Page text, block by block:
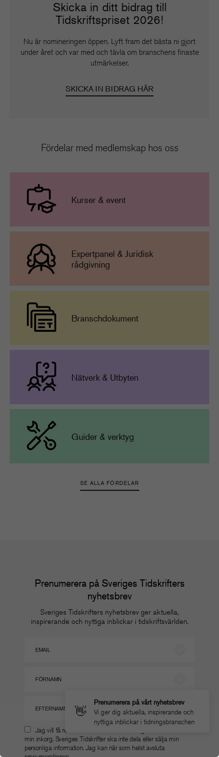
👋
Prenumerera på vårt nyhetsbrev
Vi ger dig aktuella, inspirerande och
nyttiga inblickar i tidningsbranschen
Skicka in ditt bidrag till
Tidskriftspriset 2026!
Nu är nomineringen öppen. Lyft fram det bästa ni gjort
under året och var med och tävla om branschens finaste
utmärkelser.
SKICKA IN BIDRAG HÄR
Fördelar med medlemskap hos oss
Kurser & event
Expertpanel & Juridisk
rådgivning
Branschdokument
Nätverk & Utbyten
Guider & verktyg
SE ALLA FÖRDELAR
Prenumerera på Sveriges Tidskrifters
nyhetsbrev
Sveriges Tidskrifters nyhetsbrev ger aktuella,
inspirerande och nyttiga inblickar i tidskriftsvärlden.
Jag vill få relevant information från Sveriges Tidskrifter till
min inkorg. Sveriges Tidskrifter ska inte dela eller sälja min
personliga information. Jag kan när som helst avsluta